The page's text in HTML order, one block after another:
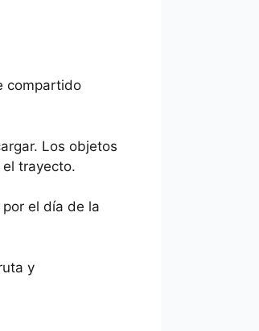
compartido
Los objetos
trayecto.
el día de la
y